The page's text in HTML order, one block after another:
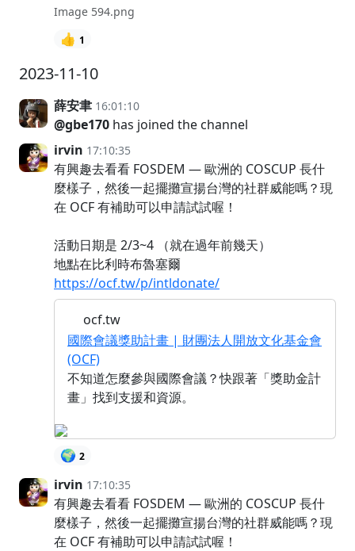
Image 594.png
👍 1
2023-11-10
薛安聿 16:01:10
@gbe170 has joined the channel
irvin 17:10:35
有興趣去看看 FOSDEM — 歐洲的 COSCUP 長什
麼樣子，然後一起擺攤宣揚台灣的社群威能嗎？現
在 OCF 有補助可以申請試試喔！
活動日期是 2/3~4 （就在過年前幾天）
地點在比利時布魯塞爾
https://ocf.tw/p/intldonate/
ocf.tw
國際會議獎助計畫 | 財團法人開放文化基金會
(OCF)
不知道怎麼參與國際會議？快跟著「獎助金計
畫」找到支援和資源。
🌍 2
irvin 17:10:35
有興趣去看看 FOSDEM — 歐洲的 COSCUP 長什
麼樣子，然後一起擺攤宣揚台灣的社群威能嗎？現
在 OCF 有補助可以申請試試喔！